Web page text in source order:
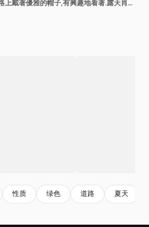
小時髦的女士,長眉毛,在路上戴著優雅的帽子,有興趣地看著.露天肖像的害羞的棕色頭髮女孩穿著可愛的白色禮服.
性质 绿色 道路 夏天